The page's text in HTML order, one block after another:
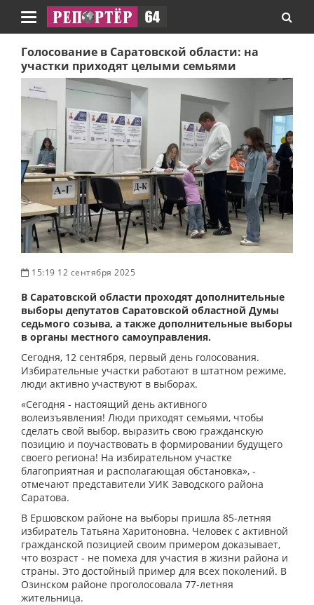
Навигация
Голосование в Саратовской области: на
участки приходят целыми семьями
15:19 12 сентября 2025
В Саратовской области проходят дополнительные
выборы депутатов Саратовской областной Думы
седьмого созыва, а также дополнительные выборы
в органы местного самоуправления.
Сегодня, 12 сентября, первый день голосования.
Избирательные участки работают в штатном режиме,
люди активно участвуют в выборах.
«Сегодня - настоящий день активного
волеизъявления! Люди приходят семьями, чтобы
сделать свой выбор, выразить свою гражданскую
позицию и поучаствовать в формировании будущего
своего региона! На избирательном участке
благоприятная и располагающая обстановка», -
отмечают представители УИК Заводского района
Саратова.
В Ершовском районе на выборы пришла 85-летняя
избиратель Татьяна Харитоновна. Человек с активной
гражданской позицией своим примером доказывает,
что возраст - не помеха для участия в жизни района и
страны. Это достойный пример для всех поколений. В
Озинском районе проголосовала 77-летняя
жительница.